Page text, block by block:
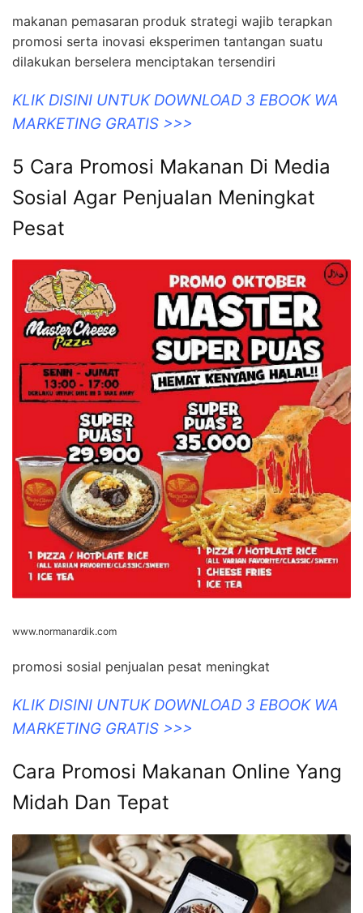
makanan pemasaran produk strategi wajib terapkan
promosi serta inovasi eksperimen tantangan suatu
dilakukan berselera menciptakan tersendiri
KLIK DISINI UNTUK DOWNLOAD 3 EBOOK WA
MARKETING GRATIS >>>
5 Cara Promosi Makanan Di Media
Sosial Agar Penjualan Meningkat
Pesat
www.normanardik.com
promosi sosial penjualan pesat meningkat
KLIK DISINI UNTUK DOWNLOAD 3 EBOOK WA
MARKETING GRATIS >>>
Cara Promosi Makanan Online Yang
Midah Dan Tepat